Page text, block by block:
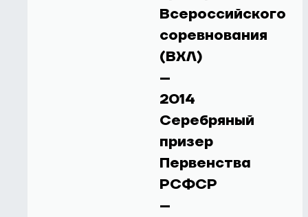
Всероссийского
соревнования
(ВХЛ)
–
2014
Серебряный
призер
Первенства
РСФСР
–